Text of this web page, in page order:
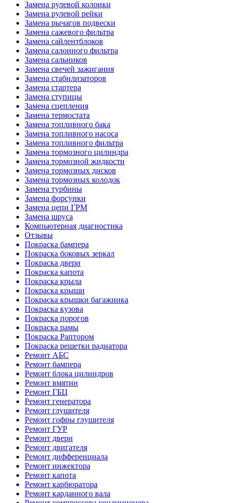
Замена рулевой колонки
Замена рулевой рейки
Замена рычагов подвески
Замена сажевого фильтра
Замена сайлентблоков
Замена салонного фильтра
Замена сальников
Замена свечей зажигания
Замена стабилизаторов
Замена стартера
Замена ступицы
Замена сцепления
Замена термостата
Замена топливного бака
Замена топливного насоса
Замена топливного фильтра
Замена тормозного цилиндра
Замена тормозной жидкости
Замена тормозных дисков
Замена тормозных колодок
Замена турбины
Замена форсунки
Замена цепи ГРМ
Замена шруса
Компьютерная диагностика
Отзывы
Покраска бампера
Покраска боковых зеркал
Покраска двери
Покраска капота
Покраска крыла
Покраска крыши
Покраска крышки багажника
Покраска кузова
Покраска порогов
Покраска рамы
Покраска Раптором
Покраска решетки радиатора
Ремонт АБС
Ремонт бампера
Ремонт блока цилиндров
Ремонт вмятин
Ремонт ГБЦ
Ремонт генератора
Ремонт глушителя
Ремонт гофры глушителя
Ремонт ГУР
Ремонт двери
Ремонт двигателя
Ремонт дифференциала
Ремонт инжектора
Ремонт капота
Ремонт карбюратора
Ремонт карданного вала